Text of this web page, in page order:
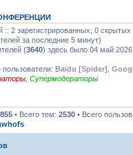
:: 2 зарегистрированных, 0
за последние 5 минут)
(3640) здесь было 04 май
Baidu [Spider]
Супермодераторы
• Всего тем: 2530 • Всего